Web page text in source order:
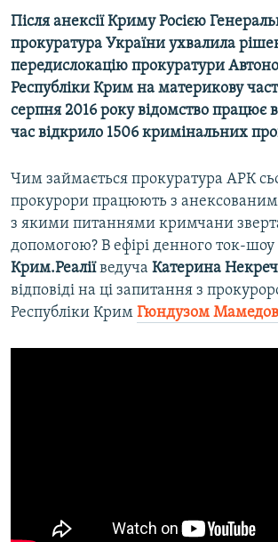
Усі сайти RFE/RL
Після анексії Криму Росією
прокуратура України ухвалила
передислокацію прокуратури
Республіки Крим на материкову
серпня 2016 року відомство працює в
час відкрило 1506 кримінальних
Чим займається прокуратура АРК
прокурори працюють з анексованим
з якими питаннями кримчани
допомогою? В ефірі денного ток-шоу
Крим.Реаліїведуча Катерина
відповіді на ці запитання з
Республіки Крим Гюндузом